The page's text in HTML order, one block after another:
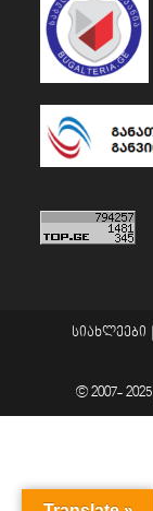
სიახლეები
© 2007- 2025 |